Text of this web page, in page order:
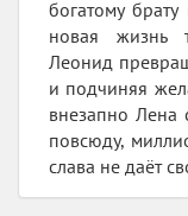
богатому
новая жизнь
Леонид
и подчиняя
внезапно Лена
повсюду,
слава не даёт